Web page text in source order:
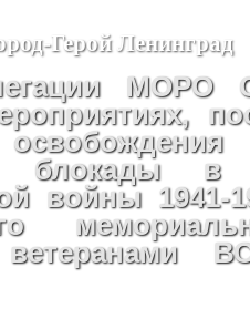
Герой Ленинград
блокады в
войны 1941-